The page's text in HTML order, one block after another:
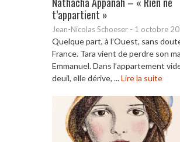
t’appartient »
Jean-Nicolas Schoeser - 1 octobre
Quelque part, à l’Ouest, sans
France. Tara vient de perdre son
Emmanuel. Dans l’appartement
deuil, elle dérive, ...Lire la suite